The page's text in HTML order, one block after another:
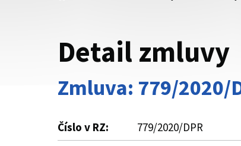
Detail zmluvy
Zmluva: 779/2020/
Číslo v RZ:
779/2020/DPR